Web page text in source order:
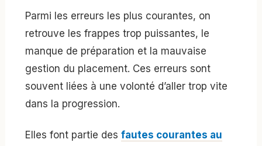
Parmi les erreurs les plus courantes, on
retrouve les frappes trop puissantes, le
manque de préparation et la mauvaise
gestion du placement. Ces erreurs sont
souvent liées à une volonté d’aller trop vite
dans la progression.
Elles font partie des fautes courantes au